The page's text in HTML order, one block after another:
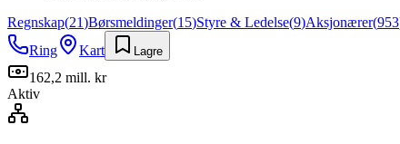
Regnskap(21)Børsmeldinger(15)Styre & Ledelse(9)Aksjonærer(953
Ring
Kart Lagre
162,2 mill. kr
Aktiv